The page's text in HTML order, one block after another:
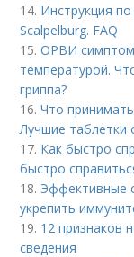
14. Инструкция
Scalpelburg. FAQ
15.ОРВИ
температурой.
гриппа?
16.Что
Лучшие таблетки
17. Как быстро
быстро
18. Эффективные
укрепить
19. 12 признаков
сведения